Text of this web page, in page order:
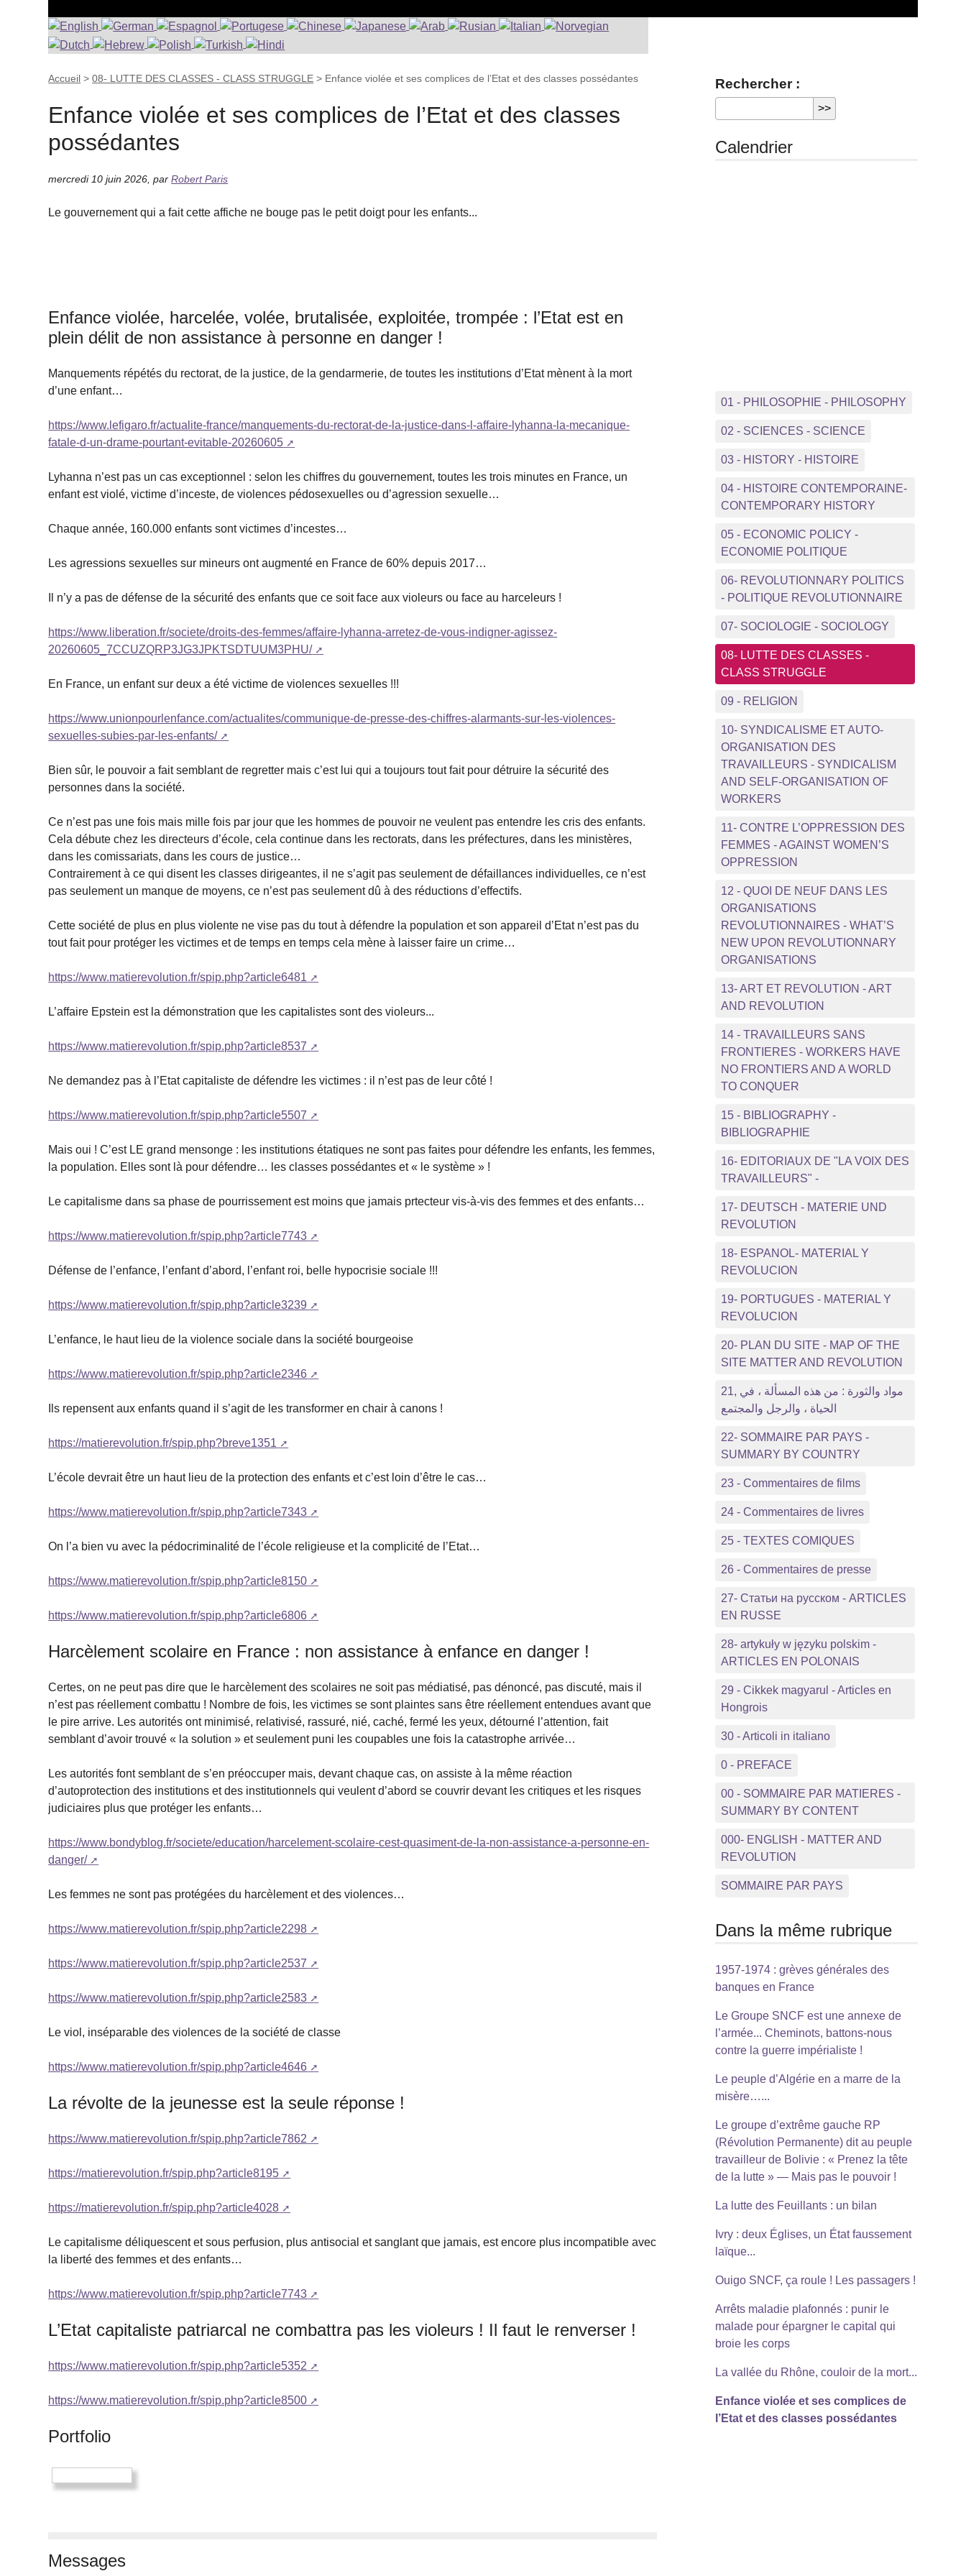
Accueil >08- LUTTE DES CLASSES - CLASS STRUGGLE > Enfance violée et ses complices de l’Etat et des classes possédantes
Enfance violée et ses complices de l’Etat et des classes
possédantes
mercredi 10 juin 2026 ,parRobert Paris
Le gouvernement qui a fait cette affiche ne bouge pas le petit doigt pour les enfants...
Enfance violée, harcelée, volée, brutalisée, exploitée, trompée : l’Etat est en
plein délit de non assistance à personne en danger !
Manquements répétés du rectorat, de la justice, de la gendarmerie, de toutes les institutions d’Etat mènent à la mort
d’une enfant…
https://www.lefigaro.fr/actualite-france/manquements-du-rectorat-de-la-justice-dans-l-affaire-lyhanna-la-mecanique-
fatale-d-un-drame-pourtant-evitable-20260605
Lyhanna n’est pas un cas exceptionnel : selon les chiffres du gouvernement, toutes les trois minutes en France, un
enfant est violé, victime d’inceste, de violences pédosexuelles ou d’agression sexuelle…
Chaque année, 160.000 enfants sont victimes d’incestes…
Les agressions sexuelles sur mineurs ont augmenté en France de 60% depuis 2017…
Il n’y a pas de défense de la sécurité des enfants que ce soit face aux violeurs ou face au harceleurs !
https://www.liberation.fr/societe/droits-des-femmes/affaire-lyhanna-arretez-de-vous-indigner-agissez-
20260605_7CCUZQRP3JG3JPKTSDTUUM3PHU/
En France, un enfant sur deux a été victime de violences sexuelles !!!
https://www.unionpourlenfance.com/actualites/communique-de-presse-des-chiffres-alarmants-sur-les-violences-
sexuelles-subies-par-les-enfants/
Bien sûr, le pouvoir a fait semblant de regretter mais c’est lui qui a toujours tout fait pour détruire la sécurité des
personnes dans la société.
Ce n’est pas une fois mais mille fois par jour que les hommes de pouvoir ne veulent pas entendre les cris des enfants.
Cela débute chez les directeurs d’école, cela continue dans les rectorats, dans les préfectures, dans les ministères,
dans les comissariats, dans les cours de justice…
Contrairement à ce qui disent les classes dirigeantes, il ne s’agit pas seulement de défaillances individuelles, ce n’est
pas seulement un manque de moyens, ce n’est pas seulement dû à des réductions d’effectifs.
Cette société de plus en plus violente ne vise pas du tout à défendre la population et son appareil d’Etat n’est pas du
tout fait pour protéger les victimes et de temps en temps cela mène à laisser faire un crime…
https://www.matierevolution.fr/spip.php?article6481
L’affaire Epstein est la démonstration que les capitalistes sont des violeurs...
https://www.matierevolution.fr/spip.php?article8537
Ne demandez pas à l’Etat capitaliste de défendre les victimes : il n’est pas de leur côté !
https://www.matierevolution.fr/spip.php?article5507
Mais oui ! C’est LE grand mensonge : les institutions étatiques ne sont pas faites pour défendre les enfants, les femmes,
la population. Elles sont là pour défendre… les classes possédantes et « le système » !
Le capitalisme dans sa phase de pourrissement est moins que jamais prtecteur vis-à-vis des femmes et des enfants…
https://www.matierevolution.fr/spip.php?article7743
Défense de l’enfance, l’enfant d’abord, l’enfant roi, belle hypocrisie sociale !!!
https://www.matierevolution.fr/spip.php?article3239
L’enfance, le haut lieu de la violence sociale dans la société bourgeoise
https://www.matierevolution.fr/spip.php?article2346
Ils repensent aux enfants quand il s’agit de les transformer en chair à canons !
https://matierevolution.fr/spip.php?breve1351
L’école devrait être un haut lieu de la protection des enfants et c’est loin d’être le cas…
https://www.matierevolution.fr/spip.php?article7343
On l’a bien vu avec la pédocriminalité de l’école religieuse et la complicité de l’Etat…
https://www.matierevolution.fr/spip.php?article8150
https://www.matierevolution.fr/spip.php?article6806
Harcèlement scolaire en France : non assistance à enfance en danger !
Certes, on ne peut pas dire que le harcèlement des scolaires ne soit pas médiatisé, pas dénoncé, pas discuté, mais il
n’est pas réellement combattu ! Nombre de fois, les victimes se sont plaintes sans être réellement entendues avant que
le pire arrive. Les autorités ont minimisé, relativisé, rassuré, nié, caché, fermé les yeux, détourné l’attention, fait
semblant d’avoir trouvé « la solution » et seulement puni les coupables une fois la catastrophe arrivée…
Les autorités font semblant de s’en préoccuper mais, devant chaque cas, on assiste à la même réaction
d’autoprotection des institutions et des institutionnels qui veulent d’abord se couvrir devant les critiques et les risques
judiciaires plus que protéger les enfants…
https://www.bondyblog.fr/societe/education/harcelement-scolaire-cest-quasiment-de-la-non-assistance-a-personne-en-
danger/
Les femmes ne sont pas protégées du harcèlement et des violences…
https://www.matierevolution.fr/spip.php?article2298
https://www.matierevolution.fr/spip.php?article2537
https://www.matierevolution.fr/spip.php?article2583
Le viol, inséparable des violences de la société de classe
https://www.matierevolution.fr/spip.php?article4646
La révolte de la jeunesse est la seule réponse !
https://www.matierevolution.fr/spip.php?article7862
https://matierevolution.fr/spip.php?article8195
https://matierevolution.fr/spip.php?article4028
Le capitalisme déliquescent et sous perfusion, plus antisocial et sanglant que jamais, est encore plus incompatible avec
la liberté des femmes et des enfants…
https://www.matierevolution.fr/spip.php?article7743
L’Etat capitaliste patriarcal ne combattra pas les violeurs ! Il faut le renverser !
https://www.matierevolution.fr/spip.php?article5352
https://www.matierevolution.fr/spip.php?article8500
Portfolio
Messages
Rechercher :
Calendrier
01 - PHILOSOPHIE - PHILOSOPHY
02 - SCIENCES - SCIENCE
03 - HISTORY - HISTOIRE
04 - HISTOIRE CONTEMPORAINE-
CONTEMPORARY HISTORY
05 - ECONOMIC POLICY -
ECONOMIE POLITIQUE
06- REVOLUTIONNARY POLITICS
- POLITIQUE REVOLUTIONNAIRE
07- SOCIOLOGIE - SOCIOLOGY
08- LUTTE DES CLASSES -
CLASS STRUGGLE
09 - RELIGION
10- SYNDICALISME ET AUTO-
ORGANISATION DES
TRAVAILLEURS - SYNDICALISM
AND SELF-ORGANISATION OF
WORKERS
11- CONTRE L’OPPRESSION DES
FEMMES - AGAINST WOMEN’S
OPPRESSION
12 - QUOI DE NEUF DANS LES
ORGANISATIONS
REVOLUTIONNAIRES - WHAT’S
NEW UPON REVOLUTIONNARY
ORGANISATIONS
13- ART ET REVOLUTION - ART
AND REVOLUTION
14 - TRAVAILLEURS SANS
FRONTIERES - WORKERS HAVE
NO FRONTIERS AND A WORLD
TO CONQUER
15 - BIBLIOGRAPHY -
BIBLIOGRAPHIE
16- EDITORIAUX DE "LA VOIX DES
TRAVAILLEURS" -
17- DEUTSCH - MATERIE UND
REVOLUTION
18- ESPANOL- MATERIAL Y
REVOLUCION
19- PORTUGUES - MATERIAL Y
REVOLUCION
20- PLAN DU SITE - MAP OF THE
SITE MATTER AND REVOLUTION
21, مواد والثورة : من هذه المسألة ، في
الحياة ، والرجل والمجتمع
22- SOMMAIRE PAR PAYS -
SUMMARY BY COUNTRY
23 - Commentaires de films
24 - Commentaires de livres
25 - TEXTES COMIQUES
26 - Commentaires de presse
27- Статьи на русском - ARTICLES
EN RUSSE
28- artykuły w języku polskim -
ARTICLES EN POLONAIS
29 - Cikkek magyarul - Articles en
Hongrois
30 - Articoli in italiano
0 - PREFACE
00 - SOMMAIRE PAR MATIERES -
SUMMARY BY CONTENT
000- ENGLISH - MATTER AND
REVOLUTION
SOMMAIRE PAR PAYS
Dans la même rubrique
1957-1974 : grèves générales des
banques en France
Le Groupe SNCF est une annexe de
l’armée... Cheminots, battons-nous
contre la guerre impérialiste !
Le peuple d’Algérie en a marre de la
misère…...
Le groupe d’extrême gauche RP
(Révolution Permanente) dit au peuple
travailleur de Bolivie : « Prenez la tête
de la lutte » — Mais pas le pouvoir !
La lutte des Feuillants : un bilan
Ivry : deux Églises, un État faussement
laïque...
Ouigo SNCF, ça roule ! Les passagers !
Arrêts maladie plafonnés : punir le
malade pour épargner le capital qui
broie les corps
La vallée du Rhône, couloir de la mort...
Enfance violée et ses complices de
l’Etat et des classes possédantes